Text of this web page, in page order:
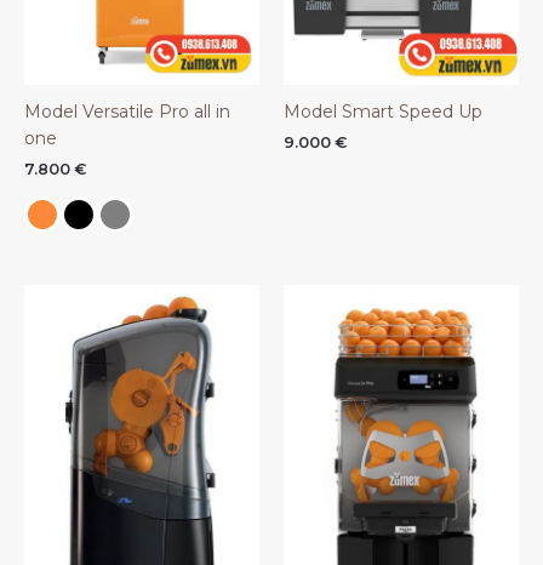
Model Versatile Pro all in
one
7.800 €
Model Smart Speed Up
9.000 €